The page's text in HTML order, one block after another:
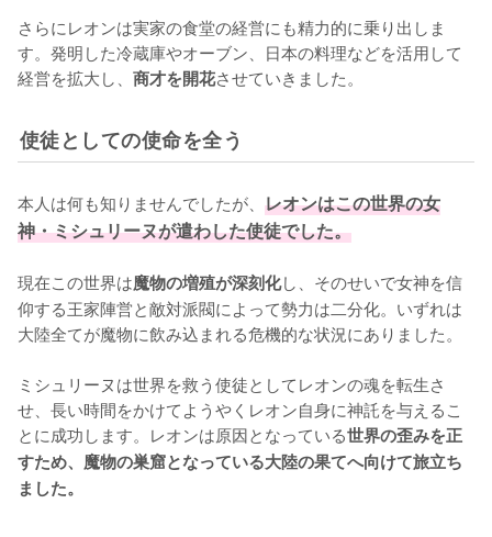
さらにレオンは実家の食堂の経営にも精力的に乗り出しま
す。発明した冷蔵庫やオーブン、日本の料理などを活用して
経営を拡大し、 商才を開花させていきました。
使徒としての使命を全う
本人は何も知りませんでしたが、 レオンはこの世界の女
神・ミシュリーヌが遣わした使徒でした。
現在この世界は魔物の増殖が深刻化し、そのせいで女神を信
仰する王家陣営と敵対派閥によって勢力は二分化。いずれは
大陸全てが魔物に飲み込まれる危機的な状況にありました。
ミシュリーヌは世界を救う使徒としてレオンの魂を転生さ
せ、長い時間をかけてようやくレオン自身に神託を与えるこ
とに成功します。レオンは原因となっている世界の歪みを正
すため、魔物の巣窟となっている大陸の果てへ向けて旅立ち
ました。